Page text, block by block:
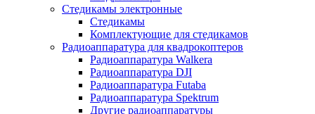
Cтедикамы электронные
Стедикамы
Комплектующие для стедикамов
Радиоаппаратура для квадрокоптеров
Радиоаппаратура Walkera
Радиоаппаратура DJI
Радиоаппаратура Futaba
Радиоаппаратура Spektrum
Другие радиоаппаратуры